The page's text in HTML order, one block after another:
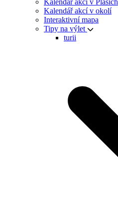
Kalendář akcí v okolí
Interaktivní mapa
Tipy na výlet
turii